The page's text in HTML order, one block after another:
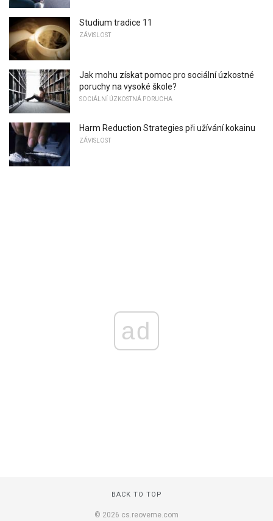
Studium tradice 11
ZÁVISLOST
Jak mohu získat pomoc pro sociální úzkostné
poruchy na vysoké škole?
SOCIÁLNÍ ÚZKOSTNÁ PORUCHA
Harm Reduction Strategies při užívání kokainu
ZÁVISLOST
ad
BACK TO TOP
© 2026 cs.reoveme.com